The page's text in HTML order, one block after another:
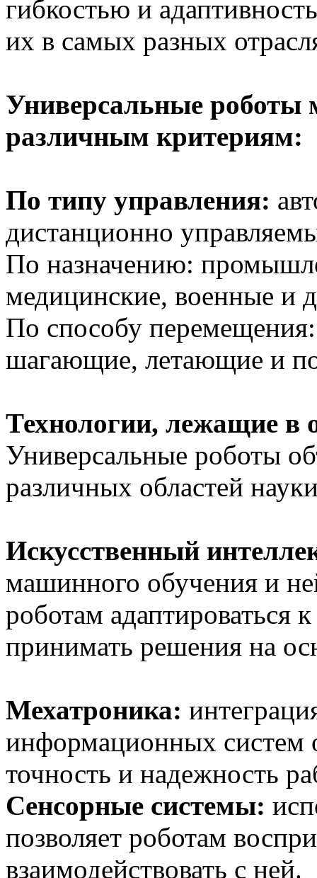
гибкостью и
их в самых разных
Универсальные роботы
различным критериям:
По типу управления:
дистанционно
По назначению:
медицинские, военные и
По способу
шагающие, летающие и
Технологии, лежащие в
Универсальные роботы
различных областей
Искусственный
машинного обучения и
роботам
принимать решения на
Мехатроника:
информационных систем
точность и надежность
Сенсорные системы:
позволяет роботам
взаимодействовать с ней.